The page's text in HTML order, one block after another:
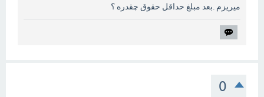
میریزم .بعد مبلغ حداقل حقوق چقدره ؟
0